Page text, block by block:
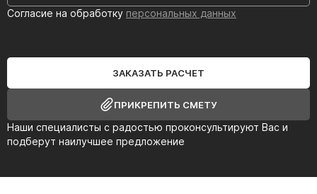
Наши специалисты с радостью проконсультируют Вас и
подберут наилучшее предложение
Согласие на обработку персональных данных
ЗАКАЗАТЬ РАСЧЕТ
ПРИКРЕПИТЬ СМЕТУ